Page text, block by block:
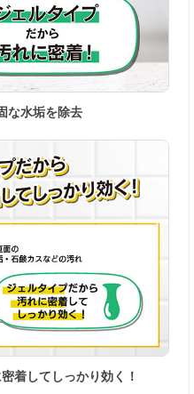
な水垢を除去
着してしっかり効く！